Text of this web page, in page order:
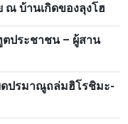
ณ บ้านเกิดของลุงโฮ
ประชาชน – ผู้สาน
ดปรมาณูถล่มฮิโรชิมะ-